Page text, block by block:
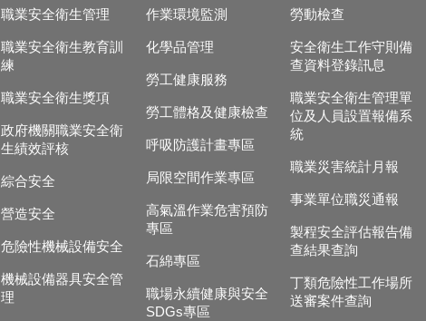
職業安全衛生管理
職業安全衛生教育訓
練
職業安全衛生獎項
政府機關職業安全衛
生績效評核
綜合安全
營造安全
危險性機械設備安全
機械設備器具安全管
理
作業環境監測
化學品管理
勞工健康服務
勞工體格及健康檢查
呼吸防護計畫專區
局限空間作業專區
高氣溫作業危害預防
專區
石綿專區
職場永續健康與安全
SDGs專區
勞動檢查
安全衛生工作守則備
查資料登錄訊息
職業安全衛生管理單
位及人員設置報備系
統
職業災害統計月報
事業單位職災通報
製程安全評估報告備
查結果查詢
丁類危險性工作場所
送審案件查詢